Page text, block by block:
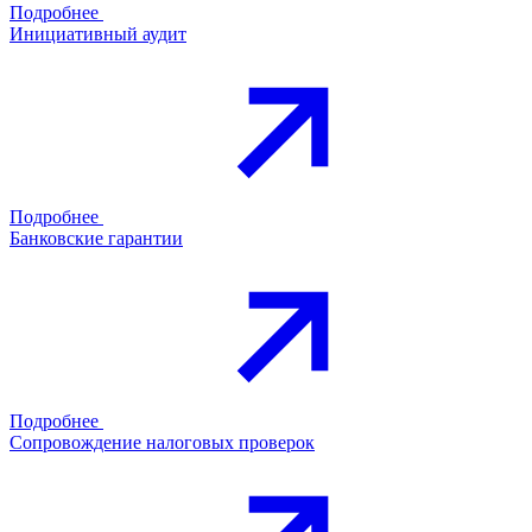
Подробнее
Инициативный аудит
Подробнее
Банковские гарантии
Подробнее
Сопровождение налоговых проверок